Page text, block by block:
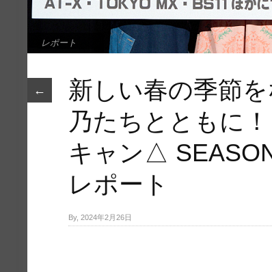
レポート
←
新しい春の季節
乃たちとともに
キャン△
レポート
By, 2024年2月26日